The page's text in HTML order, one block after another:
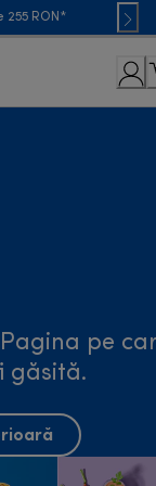
RON*
pe
găsită.